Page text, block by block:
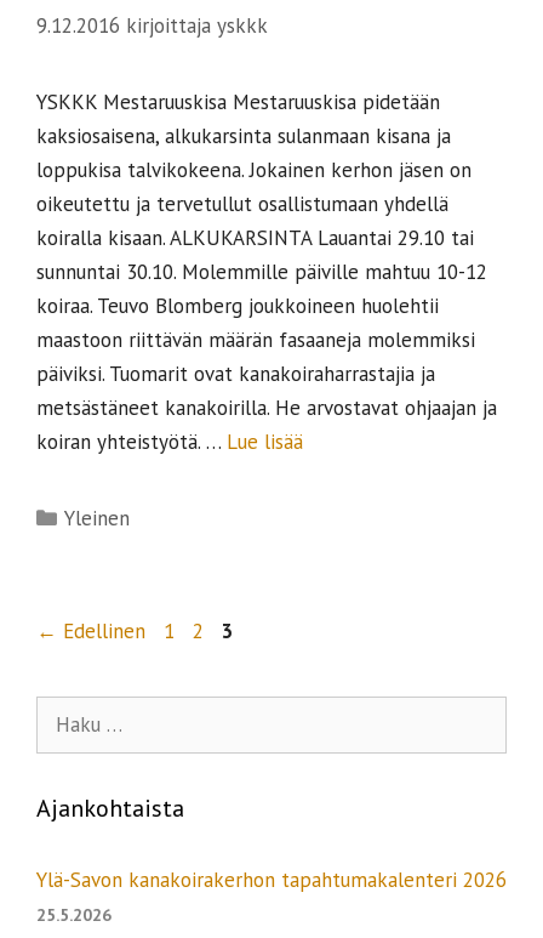
9.12.2016 kirjoittaja yskkk
YSKKK Mestaruuskisa Mestaruuskisa pidetään
kaksiosaisena, alkukarsinta sulanmaan kisana ja
loppukisa talvikokeena. Jokainen kerhon jäsen on
oikeutettu ja tervetullut osallistumaan yhdellä
koiralla kisaan. ALKUKARSINTA Lauantai 29.10 tai
sunnuntai 30.10. Molemmille päiville mahtuu 10-12
koiraa. Teuvo Blomberg joukkoineen huolehtii
maastoon riittävän määrän fasaaneja molemmiksi
päiviksi. Tuomarit ovat kanakoiraharrastajia ja
metsästäneet kanakoirilla. He arvostavat ohjaajan ja
koiran yhteistyötä. … Lue lisää
Kategoriat
Yleinen
Artikkelien
← Edellinen Sivu
1 Sivu
2 Sivu
3
Haku:
Ajankohtaista
Ylä-Savon kanakoirakerhon tapahtumakalenteri 2026
25.5.2026